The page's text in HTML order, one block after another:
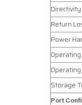
Return
Power
Storage
Port